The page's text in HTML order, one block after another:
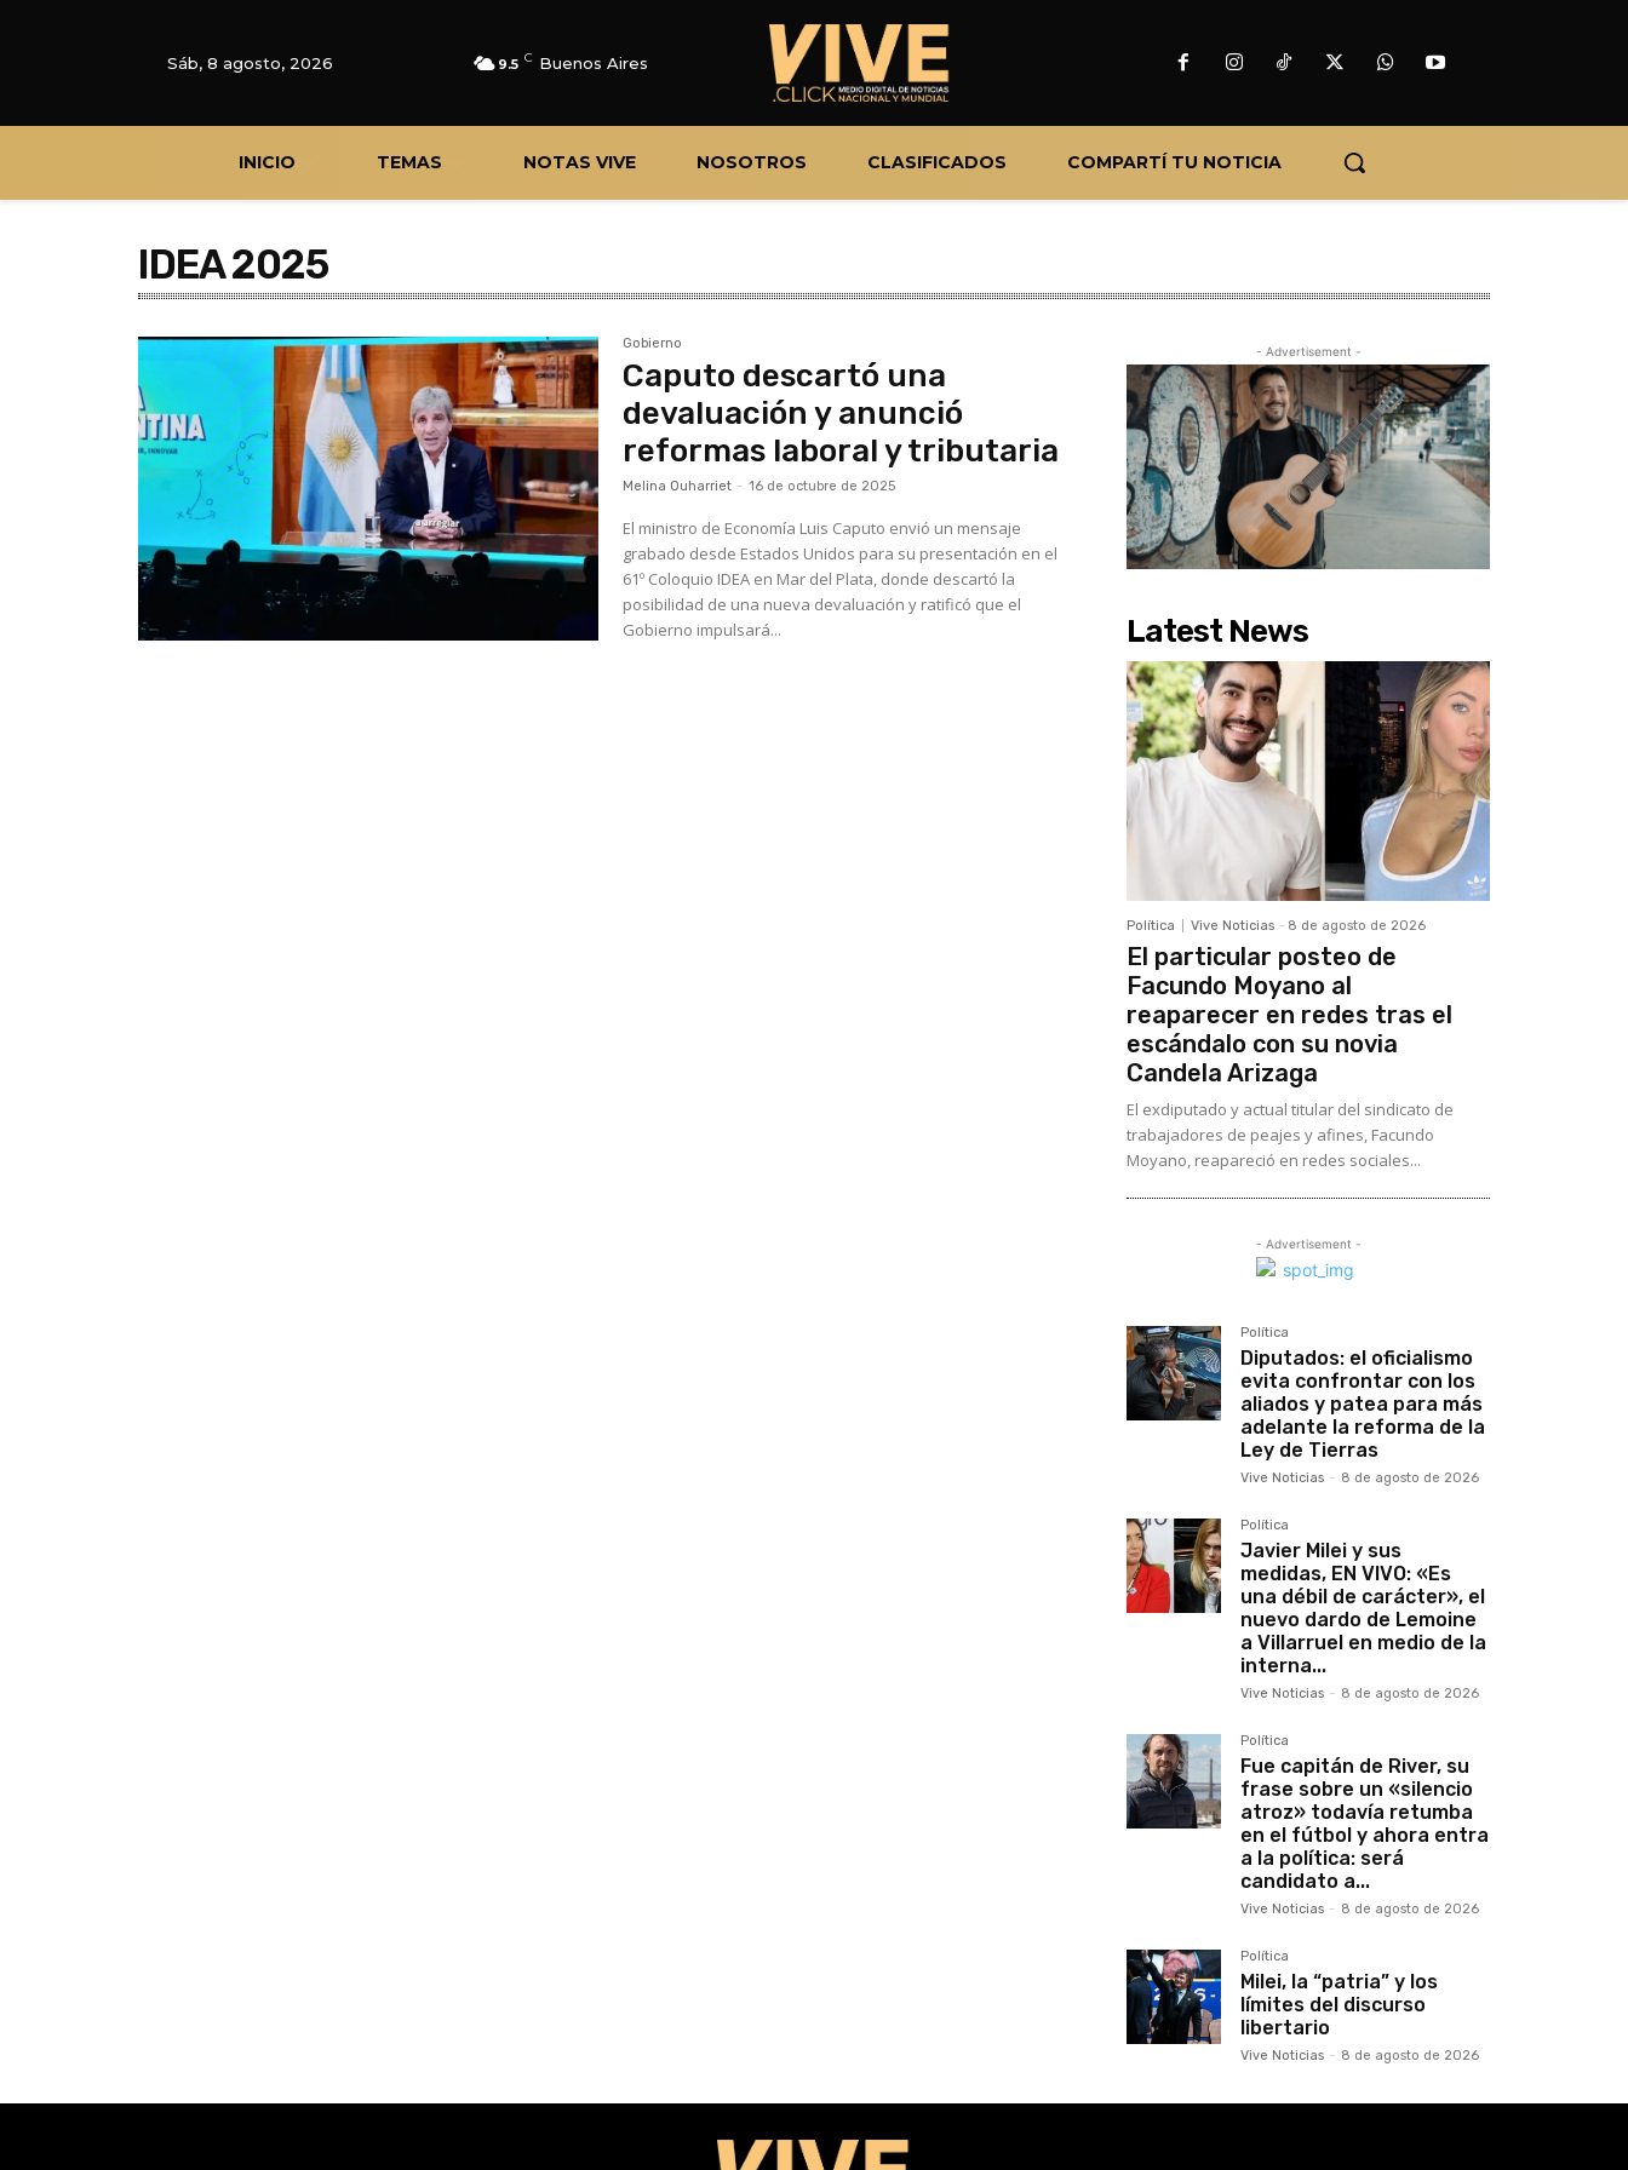
Sáb, 8 agosto, 2026 9.5 C Buenos Aires
INICIO TEMAS NOTAS VIVE NOSOTROS CLASIFICADOS COMPARTÍ TU NOTICIA
IDEA 2025
Gobierno
Caputo descartó una
devaluación y anunció
reformas laboral y tributaria
Melina Ouharriet - 16 de octubre de 2025
El ministro de Economía Luis Caputo envió un mensaje
grabado desde Estados Unidos para su presentación en el
61º Coloquio IDEA en Mar del Plata, donde descartó la
posibilidad de una nueva devaluación y ratificó que el
Gobierno impulsará...
- Advertisement -
Latest News
Política Vive Noticias - 8 de agosto de 2026
El particular posteo de
Facundo Moyano al
reaparecer en redes tras el
escándalo con su novia
Candela Arizaga
El exdiputado y actual titular del sindicato de
trabajadores de peajes y afines, Facundo
Moyano, reapareció en redes sociales...
- Advertisement -
Política
Diputados: el oficialismo
evita confrontar con los
aliados y patea para más
adelante la reforma de la
Ley de Tierras
Vive Noticias - 8 de agosto de 2026
Política
Javier Milei y sus
medidas, EN VIVO: «Es
una débil de carácter», el
nuevo dardo de Lemoine
a Villarruel en medio de la
interna...
Vive Noticias - 8 de agosto de 2026
Política
Fue capitán de River, su
frase sobre un «silencio
atroz» todavía retumba
en el fútbol y ahora entra
a la política: será
candidato a...
Vive Noticias - 8 de agosto de 2026
Política
Milei, la “patria” y los
límites del discurso
libertario
Vive Noticias - 8 de agosto de 2026